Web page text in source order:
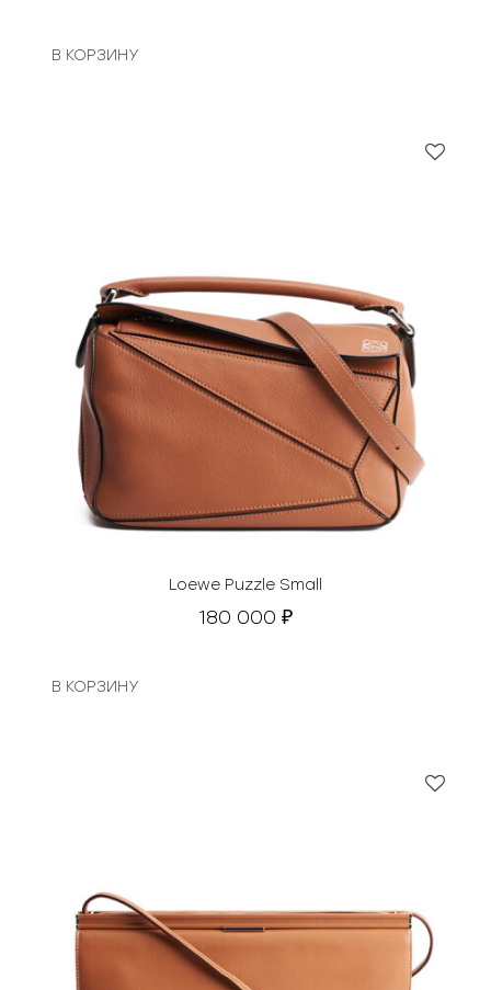
В КОРЗИНУ
Loewe Puzzle Small
180 000 ₽
В КОРЗИНУ